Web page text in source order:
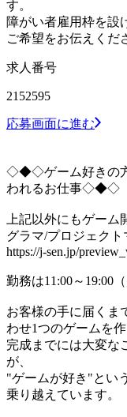
す。
障がい者雇用枠を設
ご希望をお伝えくだ
求人番号
2152595
応募画面に進む
◇◆◇ゲーム好きの方
われるお仕事◇◆◇
上記以外にもゲー
グラマ/プロジェクト
https://j-sen.jp/
勤務は11:00～19:00
お客様の手に届くま
わせ1つのゲームを
完成までには大変な
が、
"ゲームが好き"とい
乗り越えています。